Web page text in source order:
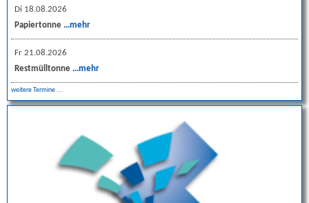
Di 18.08.2026
Papiertonne ...mehr
Fr 21.08.2026
Restmülltonne ...mehr
weitere Termine ...